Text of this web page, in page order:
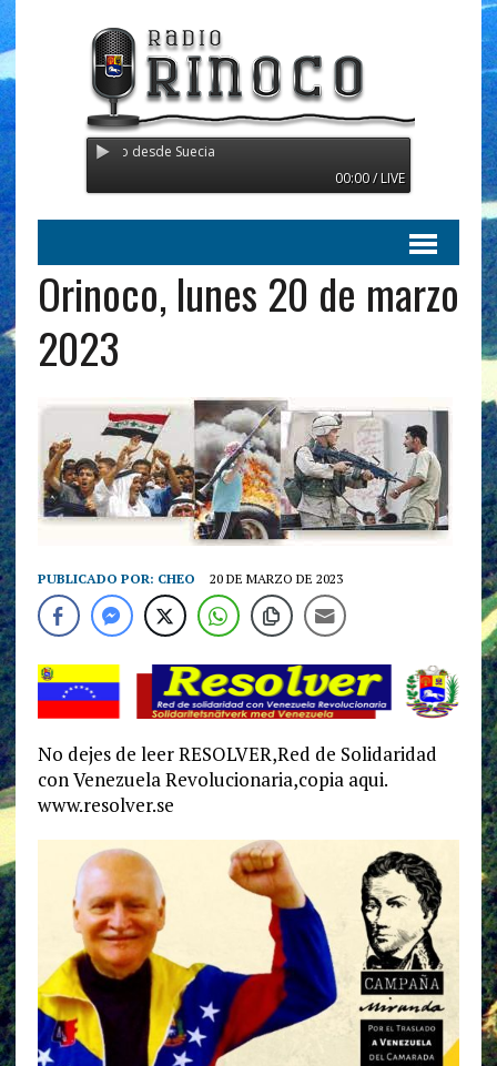
desde Suecia
00:00 / LIVE
Orinoco, lunes 20 de marzo
2023
PUBLICADO POR: CHEO 20 DE MARZO DE 2023
No dejes de leer RESOLVER,Red de Solidaridad
con Venezuela Revolucionaria,copia aqui.
www.resolver.se